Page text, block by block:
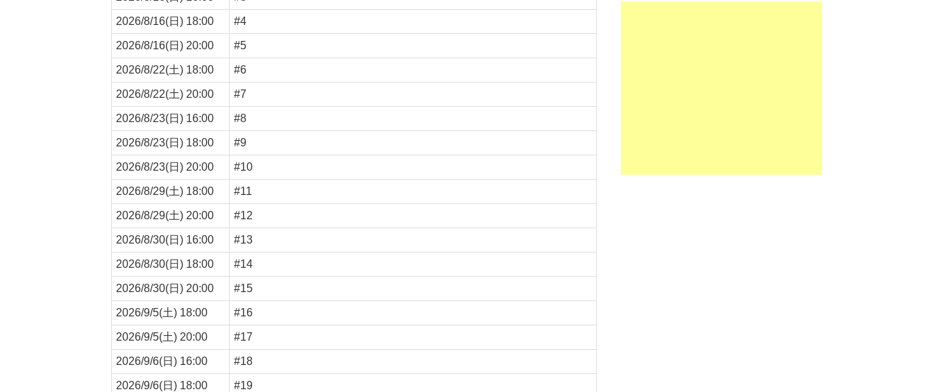
2026/8/16(日) 18:00 #4
2026/8/16(日) 20:00 #5
2026/8/22(土) 18:00 #6
2026/8/22(土) 20:00 #7
2026/8/23(日) 16:00 #8
2026/8/23(日) 18:00 #9
2026/8/23(日) 20:00 #10
2026/8/29(土) 18:00 #11
2026/8/29(土) 20:00 #12
2026/8/30(日) 16:00 #13
2026/8/30(日) 18:00 #14
2026/8/30(日) 20:00 #15
2026/9/5(土) 18:00 #16
2026/9/5(土) 20:00 #17
2026/9/6(日) 16:00 #18
2026/9/6(日) 18:00 #19